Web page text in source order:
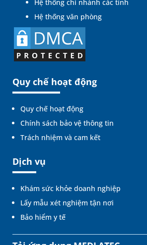
Hệ thống chi nhánh các tỉnh
Hệ thống văn phòng
Quy chế hoạt động
Quy chế hoạt động
Chính sách bảo vệ thông tin
Trách nhiệm và cam kết
Dịch vụ
Khám sức khỏe doanh nghiệp
Lấy mẫu xét nghiệm tận nơi
Bảo hiểm y tế